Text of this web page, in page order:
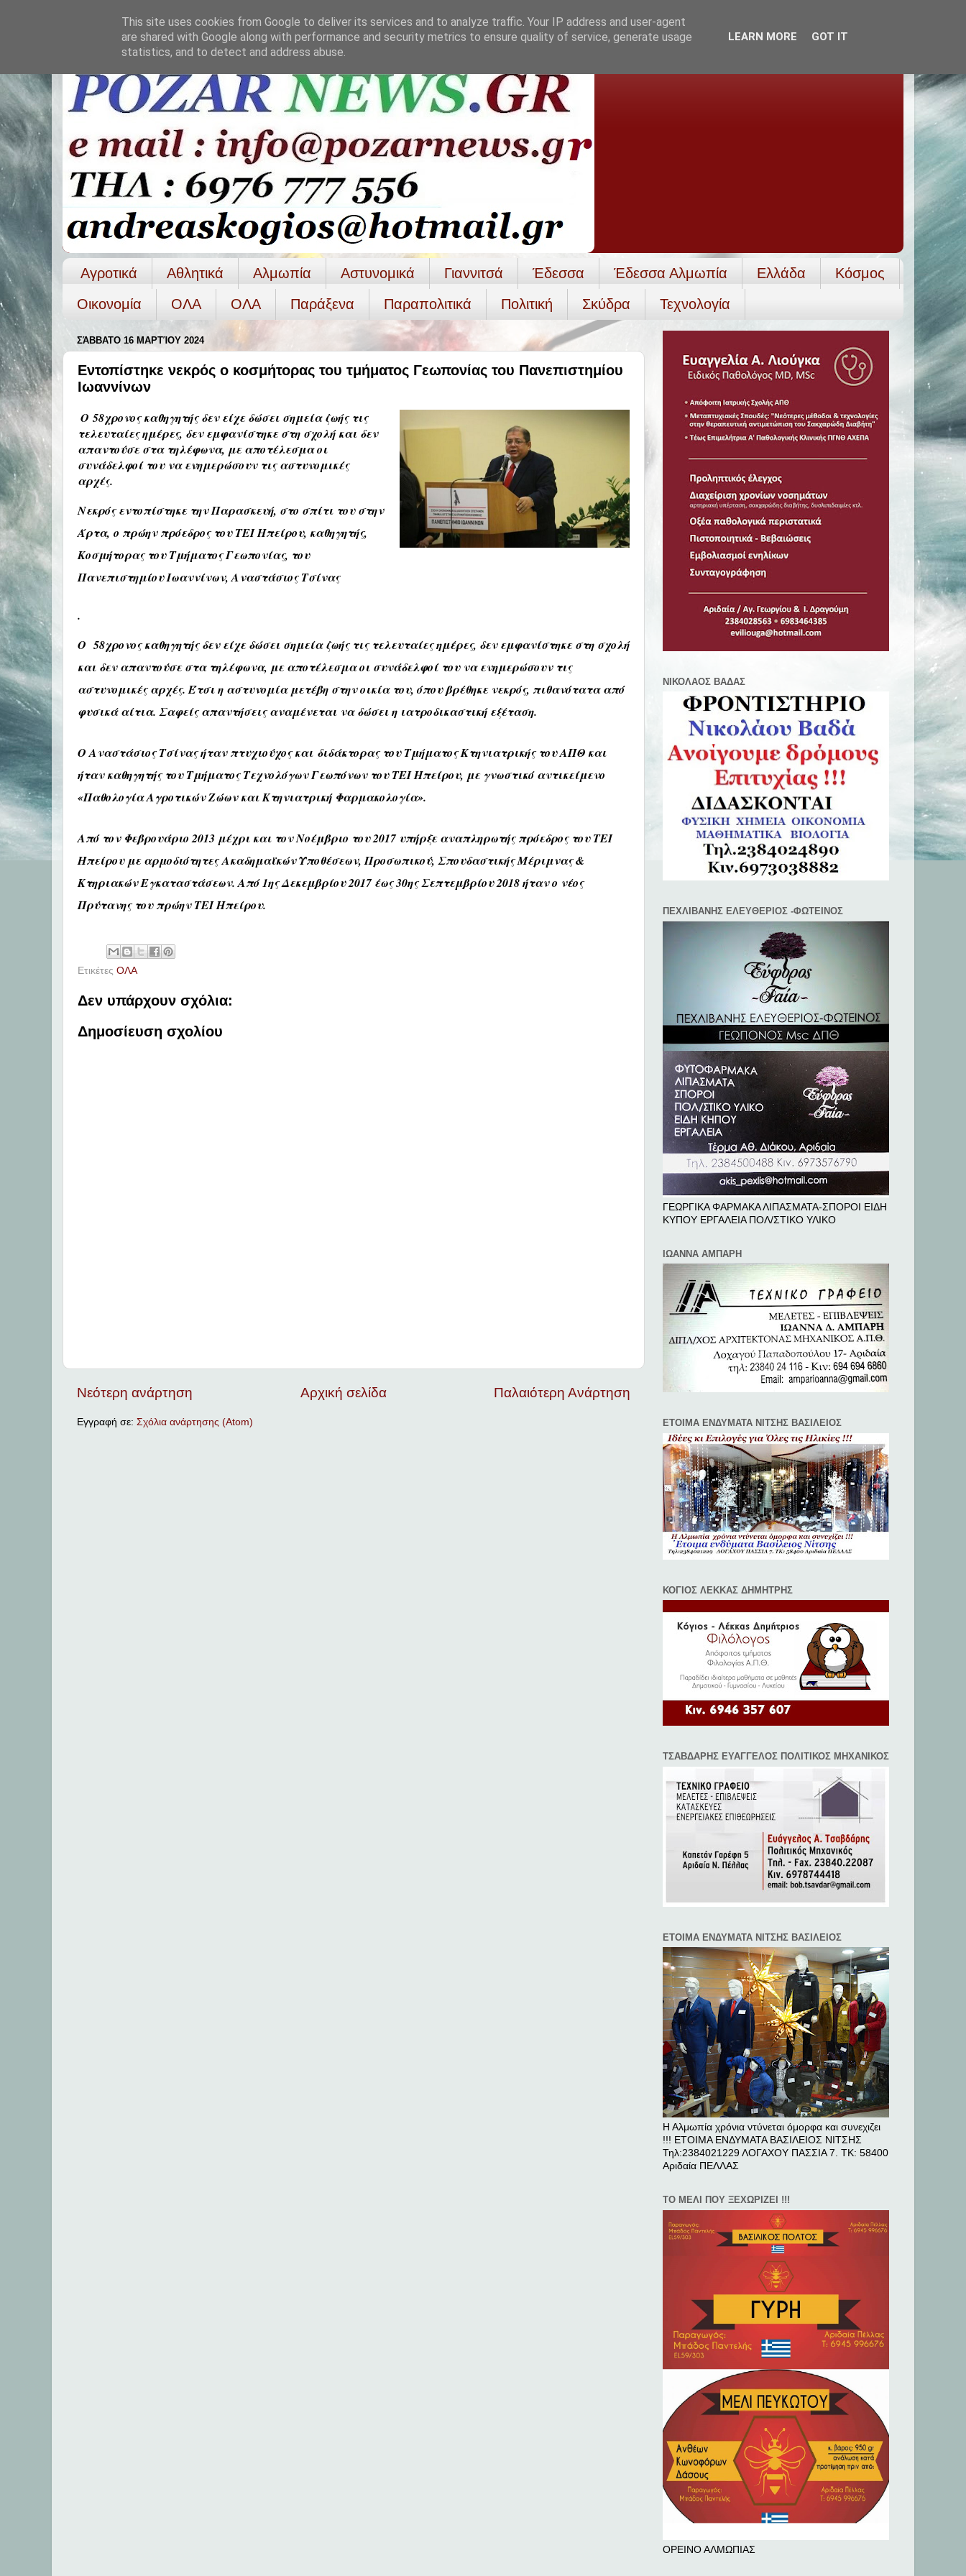
Αγροτικά Αθλητικά Αλμωπία Αστυνομικά Γιαννιτσά Έδεσσα Έδεσσα Αλμωπία Ελλάδα
Κόσμος
Οικονομία
ΟΛΑ ΟΛA Παράξενα Παραπολιτικά Πολιτική Σκύδρα Τεχνολογία
ΣΆΒΒΑΤΟ 16 ΜΑΡΤΊΟΥ 2024
Εντοπίστηκε νεκρός ο κοσμήτορας του τμήματος Γεωπονίας του Πανεπιστημίου
Ιωαννίνων
Ο 58χρονος καθηγητής δεν είχε δώσει σημεία ζωής τις
τελευταίες ημέρες, δεν εμφανίστηκε στη σχολή και δεν
απαντούσε στα τηλέφωνα, με αποτέλεσμα οι
συνάδελφοί του να ενημερώσουν τις αστυνομικές
αρχές.
Νεκρός εντοπίστηκε την Παρασκευή, στο σπίτι του στην
Άρτα, ο πρώην πρόεδρος του ΤΕΙ Ηπείρου, καθηγητής,
Κοσμήτορας του Τμήματος Γεωπονίας, του
Πανεπιστημίου Ιωαννίνων, Αναστάσιος Τσίνας
.
Ο 58χρονος καθηγητής δεν είχε δώσει σημεία ζωής τις τελευταίες ημέρες, δεν εμφανίστηκε στη σχολή
και δεν απαντούσε στα τηλέφωνα, με αποτέλεσμα οι συνάδελφοί του να ενημερώσουν τις
αστυνομικές αρχές. Έτσι η αστυνομία μετέβη στην οικία του, όπου βρέθηκε νεκρός, πιθανότατα από
φυσικά αίτια. Σαφείς απαντήσεις αναμένεται να δώσει η ιατροδικαστική εξέταση.
Ο Αναστάσιος Τσίνας ήταν πτυχιούχος και διδάκτορας του Τμήματος Κτηνιατρικής του ΑΠΘ και
ήταν καθηγητής του Τμήματος Τεχνολόγων Γεωπόνων του ΤΕΙ Ηπείρου, με γνωστικό αντικείμενο
«Παθολογία Αγροτικών Ζώων και Κτηνιατρική Φαρμακολογία».
Από τον Φεβρουάριο 2013 μέχρι και τον Νοέμβριο του 2017 υπήρξε αναπληρωτής πρόεδρος του ΤΕΙ
Ηπείρου με αρμοδιότητεςΑκαδημαϊκών Υποθέσεων, Προσωπικού, Σπουδαστικής Μέριμνας &
Κτηριακών Εγκαταστάσεων. Από 1ης Δεκεμβρίου 2017 έως 30ης Σεπτεμβρίου 2018 ήταν ο νέος
Πρύτανης του πρώην ΤΕΙ Ηπείρου.
Ετικέτες ΟΛΑ
Δεν υπάρχουν σχόλια:
Δημοσίευση σχολίου
Νεότερη ανάρτηση Παλαιότερη Ανάρτηση
Αρχική σελίδα
Εγγραφή σε: Σχόλια ανάρτησης (Atom)
ΝΙΚΟΛΑΟΣ ΒΑΔΑΣ
ΠΕΧΛΙΒANΗΣ ΕΛΕΥΘΕΡΙΟΣ -ΦΩΤΕΙΝΟΣ
ΓΕΩΡΓΙΚΑ ΦΑΡΜΑΚΑ ΛΙΠΑΣΜΑΤΑ-ΣΠΟΡΟΙ ΕΙΔΗ
ΚΥΠΟΥ ΕΡΓΑΛΕΙΑ ΠΟΛ/ΣΤΙΚΟ ΥΛΙΚΟ
ΙΩΑΝΝΑ ΑΜΠΑΡΗ
ΕΤΟΙΜΑ ΕΝΔΥΜΑΤΑ ΝΙΤΣΗΣ ΒΑΣΙΛΕΙΟΣ
ΚΟΓΙΟΣ ΛΕΚΚΑΣ ΔΗΜΗΤΡΗΣ
ΤΣΑΒΔΑΡΗΣ ΕΥΑΓΓΕΛΟΣ ΠΟΛΙΤΙΚΟΣ ΜΗΧΑΝΙΚΟΣ
ΕΤΟΙΜΑ ΕΝΔΥΜΑΤΑ ΝΙΤΣΗΣ ΒΑΣΙΛΕΙΟΣ
Η Αλμωπία χρόνια ντύνεται όμορφα και συνεχιζει
!!! ΕΤΟΙΜΑ ΕΝΔΥΜΑΤΑ ΒΑΣΙΛΕΙΟΣ ΝΙΤΣΗΣ
Τηλ:2384021229 ΛΟΓΑΧΟΥ ΠΑΣΣΙΑ 7. ΤΚ: 58400
Αριδαία ΠΕΛΛAΣ
ΤΟ ΜΕΛΙ ΠΟΥ ΞΕΧΩΡΙΖΕΙ !!!
ΟΡΕΙΝΟ ΑΛΜΩΠΙΑΣ
This site uses cookies from Google to deliver its services and to analyze traffic. Your IP address and user-agent
are shared with Google along with performance and security metrics to ensure quality of service, generate usage
statistics, and to detect and address abuse.
LEARN MORE GOT IT